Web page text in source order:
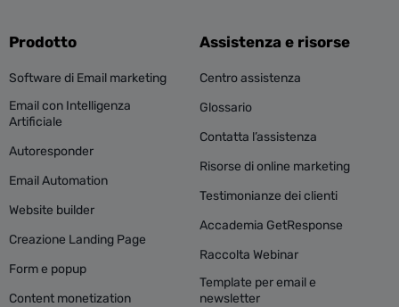
Prodotto
Software di Email marketing
Email con Intelligenza
Artificiale
Autoresponder
Email Automation
Website builder
Creazione Landing Page
Form e popup
Content monetization
Assistenza e risorse
Centro assistenza
Glossario
Contatta l’assistenza
Risorse di online marketing
Testimonianze dei clienti
Accademia GetResponse
Raccolta Webinar
Template per email e
newsletter